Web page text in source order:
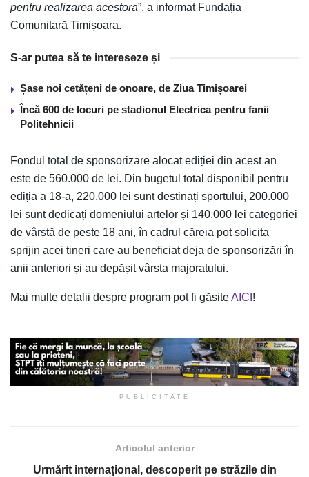
pentru realizarea acestora”, a informat Fundația
Comunitară Timișoara.
S-ar putea să te intereseze și
Șase noi cetățeni de onoare, de Ziua Timișoarei
Încă 600 de locuri pe stadionul Electrica pentru fanii
Politehnicii
Fondul total de sponsorizare alocat ediției din acest an
este de 560.000 de lei. Din bugetul total disponibil pentru
ediția a 18-a, 220.000 lei sunt destinați sportului, 200.000
lei sunt dedicați domeniului artelor și 140.000 lei categoriei
de vârstă de peste 18 ani, în cadrul căreia pot solicita
sprijin acei tineri care au beneficiat deja de sponsorizări în
anii anteriori și au depășit vârsta majoratului.
Mai multe detalii despre program pot fi găsiteAICI !
PUBLICITATE
Articolul anterior
Urmărit internațional, descoperit pe străzile din